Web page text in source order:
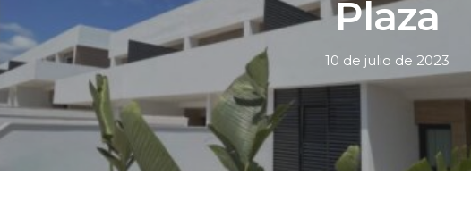
Plaza
10 de julio de 2023